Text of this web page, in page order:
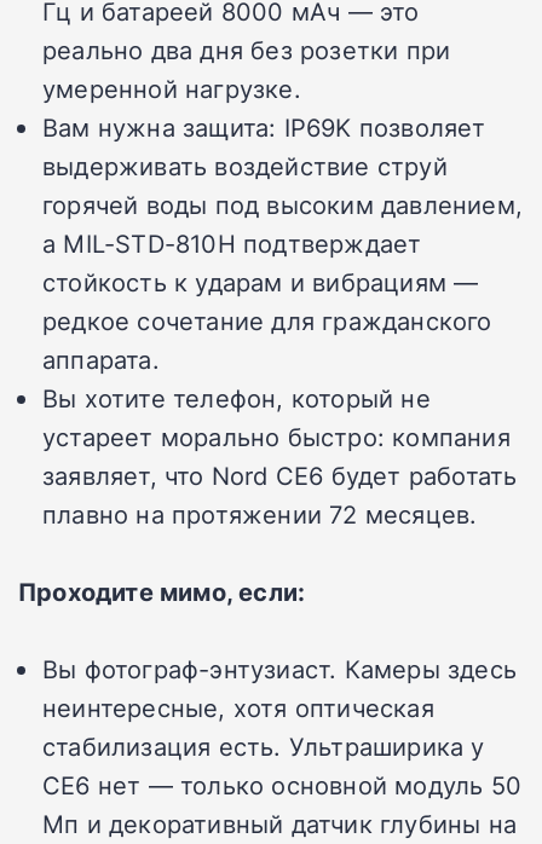
Гц и батареей 8000 мАч — это
реально два дня без розетки при
умеренной нагрузке.
Вам нужна защита: IP69K позволяет
выдерживать воздействие струй
горячей воды под высоким давлением,
а MIL-STD-810H подтверждает
стойкость к ударам и вибрациям —
редкое сочетание для гражданского
аппарата.
Вы хотите телефон, который не
устареет морально быстро: компания
заявляет, что Nord CE6 будет работать
плавно на протяжении 72 месяцев.
Проходите мимо, если:
Вы фотограф-энтузиаст. Камеры здесь
неинтересные, хотя оптическая
стабилизация есть. Ультраширика у
CE6 нет — только основной модуль 50
Мп и декоративный датчик глубины на